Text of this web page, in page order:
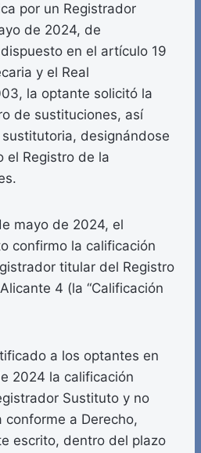
por un Registrador
de 2024, de
en el artículo 19
y el Real
la optante solicitó la
de sustituciones, así
designándose
el Registro de la
mayo de 2024, el
confirmo la calificación
titular del Registro
4 (la “Calificación
a los optantes en
2024 la calificación
Sustituto y no
a Derecho,
escrito, dentro del plazo